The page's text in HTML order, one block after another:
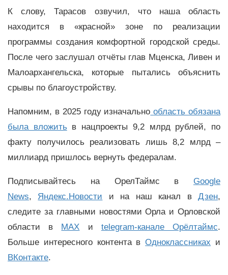
К слову, Тарасов озвучил, что наша область
находится в «красной» зоне по реализации
программы создания комфортной городской среды.
После чего заслушал отчёты глав Мценска, Ливен и
Малоархангельска, которые пытались объяснить
срывы по благоустройству.
Напомним, в 2025 году изначально область обязана
была вложить в нацпроекты 9,2 млрд рублей, по
факту получилось реализовать лишь 8,2 млрд –
миллиард пришлось вернуть федералам.
Подписывайтесь на ОрелТаймс в Google
News, Яндекс.Новости и на наш канал вДзен,
следите за главными новостями Орла и Орловской
области в MAX и telegram-канале Орёлтаймс.
Больше интересного контента вОдноклассниках и
ВКонтакте.